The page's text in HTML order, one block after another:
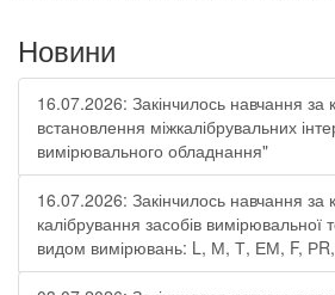
Новини
16.07.2026: Закінчилось навчання за
встановлення міжкалібрувальних
вимірювального обладнання"
16.07.2026: Закінчилось навчання за
калібрування засобів вимірювальної
видом вимірювань: L, М, Т, ЕМ, F,